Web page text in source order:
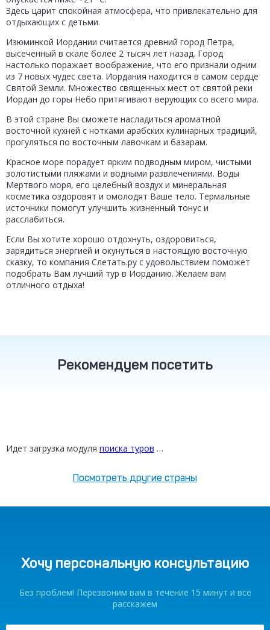
Здесь царит спокойная атмосфера, что привлекательно для
отдыхающих с детьми.
Изюминкой Иордании считается древний город Петра,
высеченный в скале более 2 тысяч лет назад. Город
настолько поражает воображение, что его признали одним
из 7 новых чудес света. Иордания находится в самом сердце
Святой Земли. Множество священных мест от святой реки
Иордан до горы Небо притягивают верующих со всего мира.
В этой стране Вы сможете насладиться ароматной
восточной кухней с нотками арабских кулинарных традиций,
прогуляться по восточным лавочкам и базарам.
Красное море порадует ярким подводным миром, чистыми
золотистыми пляжами и водными развлечениями. Воды
Мертвого моря, его целебный воздух и минеральная
косметика оздоровят и омолодят Ваше тело. Термальные
источники помогут улучшить жизненный тонус и
расслабиться.
Если Вы хотите хорошо отдохнуть, оздоровиться,
зарядиться энергией и окунуться в настоящую восточную
сказку, то компания Слетать.ру с удовольствием поможет
подобрать Вам лучший тур в Иорданию. Желаем вам
отличного отдыха!
Рекомендуем посетить
Идет загрузка модуля поиска туров …
Посмотреть другие страны
Хочу персональную консультацию
Без проблем! Перезвоним вам в течение 15 минут и всё
расскажем